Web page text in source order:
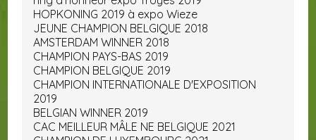
HOPKONING 2019 à expo Wieze
JEUNE CHAMPION BELGIQUE 2018
AMSTERDAM WINNER 2018
CHAMPION PAYS-BAS 2019
CHAMPION BELGIQUE 2019
CHAMPION INTERNATIONALE D'EXPOSITION
2019
BELGIAN WINNER 2019
CAC MEILLEUR MÂLE NE BELGIQUE 2021